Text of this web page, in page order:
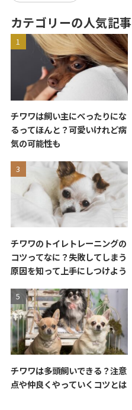
カテゴリーの人気記事
チワワは飼い主にべったりにな
るってほんと？可愛いけれど病
気の可能性も
チワワのトイレトレーニングの
コツってなに？失敗してしまう
原因を知って上手にしつけよう
チワワは多頭飼いできる？注意
点や仲良くやっていくコツとは